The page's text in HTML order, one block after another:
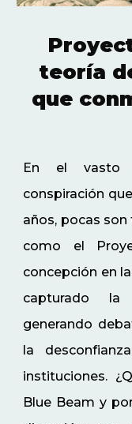
teoría
que
En el vasto
conspiración
años, pocas
como el
concepción en
capturado la
generando
la
instituciones.
Blue Beam y